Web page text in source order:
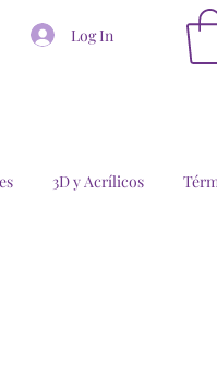
Log In
3D y Acrílicos